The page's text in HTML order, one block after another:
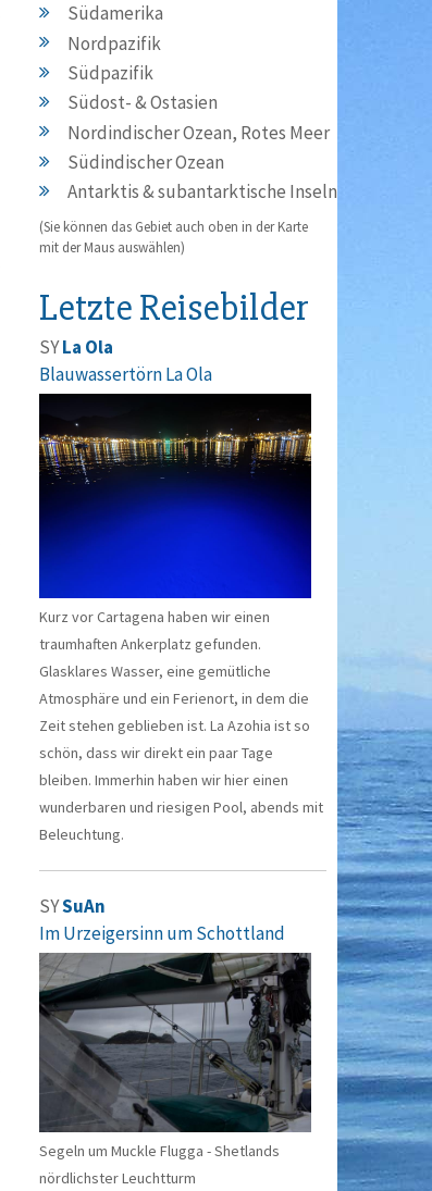
Südamerika
Nordpazifik
Südpazifik
Südost- & Ostasien
Nordindischer Ozean, Rotes Meer
Südindischer Ozean
Antarktis & subantarktische Inseln
(Sie können das Gebiet auch oben in der Karte
mit der Maus auswählen)
Letzte Reisebilder
SYLa Ola
Blauwassertörn La Ola
Kurz vor Cartagena haben wir einen
traumhaften Ankerplatz gefunden.
Glasklares Wasser, eine gemütliche
Atmosphäre und ein Ferienort, in dem die
Zeit stehen geblieben ist. La Azohia ist so
schön, dass wir direkt ein paar Tage
bleiben. Immerhin haben wir hier einen
wunderbaren und riesigen Pool, abends mit
Beleuchtung.
SYSuAn
Im Urzeigersinn um Schottland
Segeln um Muckle Flugga - Shetlands
nördlichster Leuchtturm